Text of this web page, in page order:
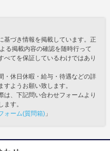
基づき情報を掲載しています。正
る掲載内容の確認を随時行って
べてを保証しているわけではあり
・休日休暇・給与・待遇などの詳
ようお願い致します。
は、下記問い合わせフォームより
す。
ォーム(質問箱) 」